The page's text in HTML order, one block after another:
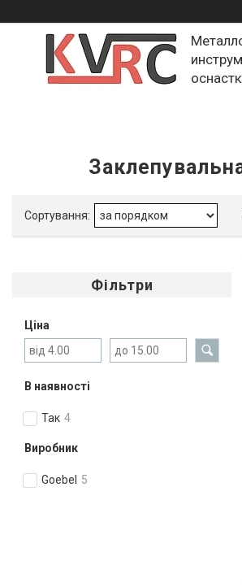
Фільтри
Ціна
В наявності
Так 4
Виробник
Goebel 5